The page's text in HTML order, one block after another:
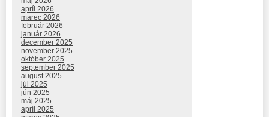
apríl 2026
marec 2026
február 2026
január 2026
december 2025
november 2025
október 2025
september 2025
august 2025
júl 2025
jún 2025
máj 2025
apríl 2025